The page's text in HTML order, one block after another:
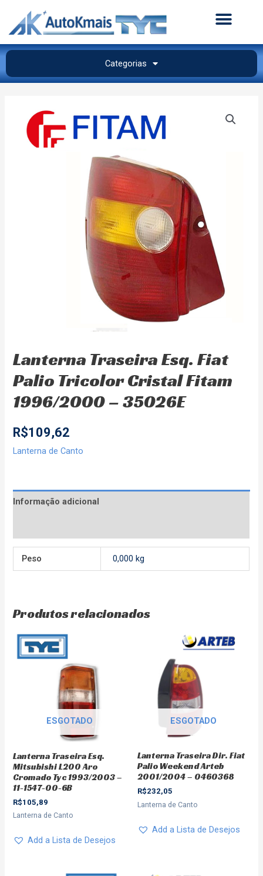
Categorias
Lanterna Traseira Esq. Fiat
Palio Tricolor Cristal Fitam
1996/2000 – 35026E
R$109,62
Lanterna de Canto
Informação adicional
Peso 0,000 kg
Produtos relacionados
ESGOTADO
Lanterna Traseira Esq.
Mitsubishi L200 Aro
Cromado Tyc 1993/2003 –
11-1547-00-6B
R$105,89
Lanterna de Canto
Add a Lista de Desejos
ESGOTADO
Lanterna Traseira Dir. Fiat
Palio Weekend Arteb
2001/2004 – 0460368
R$232,05
Lanterna de Canto
Add a Lista de Desejos